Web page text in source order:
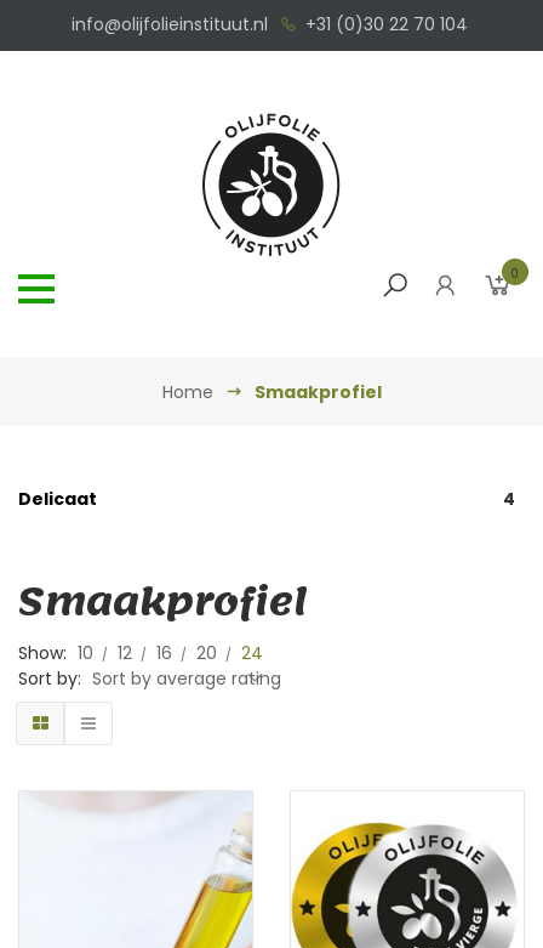
info@olijfolieinstituut.nl +31 (0)30 22 70 104
0
Home Smaakprofiel
Delicaat 4
Smaakprofiel
Show: 10 12 16 20
24
Sort by: Sort by average rating